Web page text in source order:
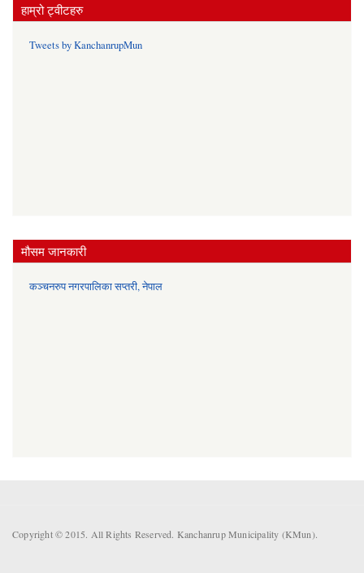
हाम्रो ट्वीटहरु
Tweets by KanchanrupMun
मौसम जानकारी
कञ्चनरुप नगरपालिका सप्तरी, नेपाल
Copyright © 2015. All Rights Reserved. Kanchanrup Municipality (KMun).